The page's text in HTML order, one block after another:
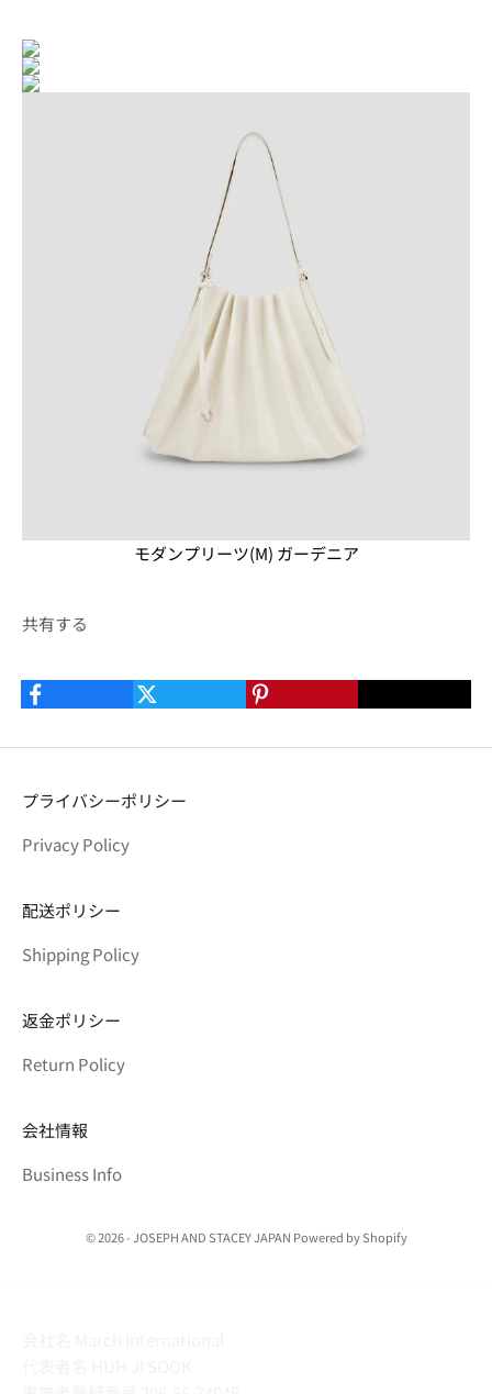
モダンプリーツ(M) ガーデニア
共有する
プライバシーポリシー
Privacy Policy
配送ポリシー
Shipping Policy
返金ポリシー
Return Policy
会社情報
Business Info
© 2026 - JOSEPH AND STACEY JAPAN Powered by Shopify